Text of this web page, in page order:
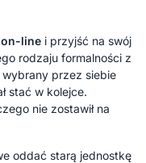
line i przyjść na swój
rodzaju formalności z
przez siebie
stać w kolejce.
nie zostawił na
oddać starą jednostkę